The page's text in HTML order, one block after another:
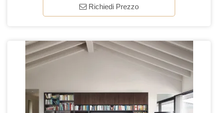
Richiedi Prezzo